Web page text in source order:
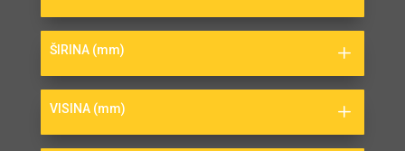
ŠIRINA (mm)
VISINA (mm)